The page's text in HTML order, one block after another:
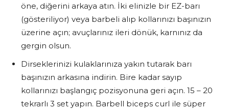
öne, diğerini arkaya atın. İki elinizle bir EZ-barı
(gösteriliyor) veya barbeli alıp kollarınızı başınızın
üzerine açın; avuçlarınız ileri dönük, karnınız da
gergin olsun.
Dirseklerinizi kulaklarınıza yakın tutarak barı
başınızın arkasına indirin. Bire kadar sayıp
kollarınızı başlangıç pozisyonuna geri açın. 15 – 20
tekrarlı 3 set yapın. Barbell biceps curl ile süper